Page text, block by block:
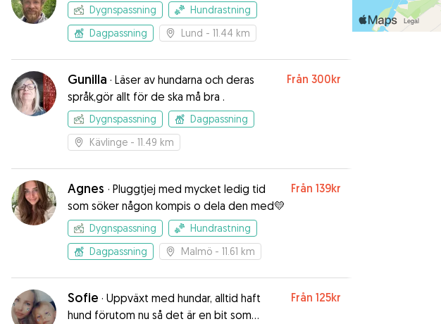
Dygnspassning
Hundrastning
Dagpassning
Lund - 11.44 km
Gunilla · Läser av hundarna och deras
språk,gör allt för de ska må bra .
Från 300kr
Dygnspassning
Dagpassning
Kävlinge - 11.49 km
Agnes · Pluggtjej med mycket ledig tid
som söker någon kompis o dela den med💛
Från 139kr
Dygnspassning
Hundrastning
Dagpassning
Malmö - 11.61 km
Sofie · Uppväxt med hundar, alltid haft
hund förutom nu så det är en bit som
Från 125kr